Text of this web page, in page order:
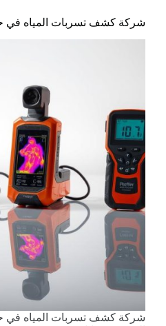
شركة كشف تسربات المياه في
شركة كشف تسربات المياه في